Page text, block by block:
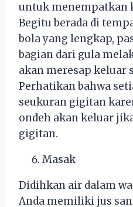
untuk menempatkan
Begitu berada di
bola yang lengkap,
bagian dari gula
akan meresap keluar
Perhatikan bahwa
seukuran gigitan
ondeh akan keluar
gigitan.
Masak
Didihkan air dalam
Anda memiliki jus